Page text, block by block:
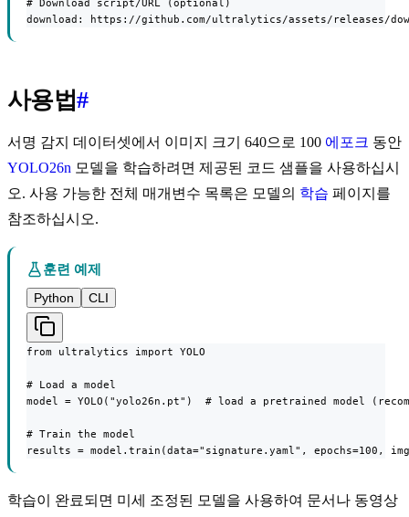
# Download script/URL (optional)
download: https://github.com/ultralytics/assets/releases/
사용법#
서명 감지 데이터셋에서 이미지 크기 640으로 100 에포크 동안
YOLO26n 모델을 학습하려면 제공된 코드 샘플을 사용하십시
오. 사용 가능한 전체 매개변수 목록은 모델의 학습 페이지를
참조하십시오.
훈련 예제
Python
CLI
from ultralytics import YOLO
# Load a model
model = YOLO("yolo26n.pt")  # load a pretrained model
# Train the model
results = model.train(data="signature.yaml", epochs=100,
학습이 완료되면 미세 조정된 모델을 사용하여 문서나 동영상